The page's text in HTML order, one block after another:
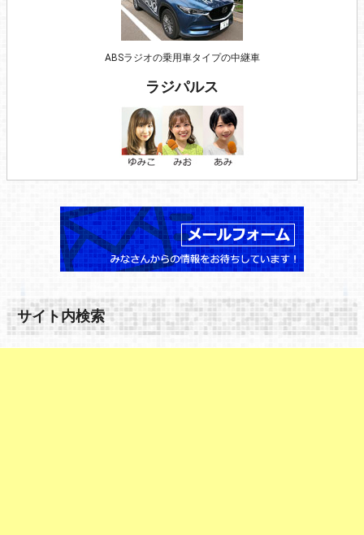
ABSラジオの乗用車タイプの中継車
ラジパルス
サイト内検索